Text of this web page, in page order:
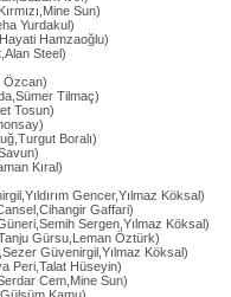
Sun)
Yurdakul)
Hamzaoğlu)
Steel)
Özcan)
Tilmaç)
Tosun)
Boralı)
Kıral)
Gencer,Yılmaz Köksal)
Gaffari)
Sergen,Yılmaz Köksal)
Gürsu,Leman Öztürk)
Güvenirgil,Yılmaz Köksal)
Peri,Talat Hüseyin)
Cem,Mine Sun)